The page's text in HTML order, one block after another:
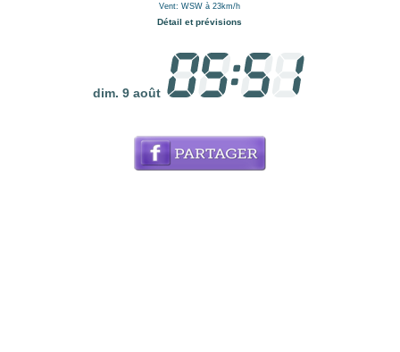
Vent: WSW à 23km/h
Détail et prévisions
dim. 9 août